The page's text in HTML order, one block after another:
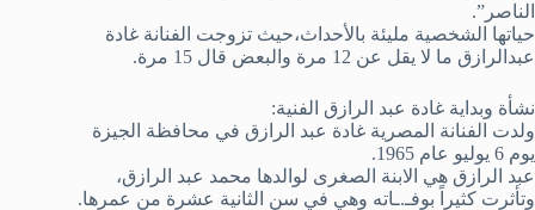
الناصر”.
حياتها الشخصية مليئة بالأحداث،حيث تزوجت الفنانة غادة
عبدالرازق ما لا يقل عن 12 مرة والبعض قال 15 مرة.
نشأة وبداية غادة عبد الرازق الفنية:
ولدت الفنانة المصرية غادة عبد الرازق في محافظة الجيزة
يوم 6 يوليو عام 1965.
عبد الرازق هي الابنة الصغرى لوالدها محمد عبد الرازق،
وتأثرت كثيراً بوفـ.ـاته وهي في سن الثانية عشرة من عمرها.